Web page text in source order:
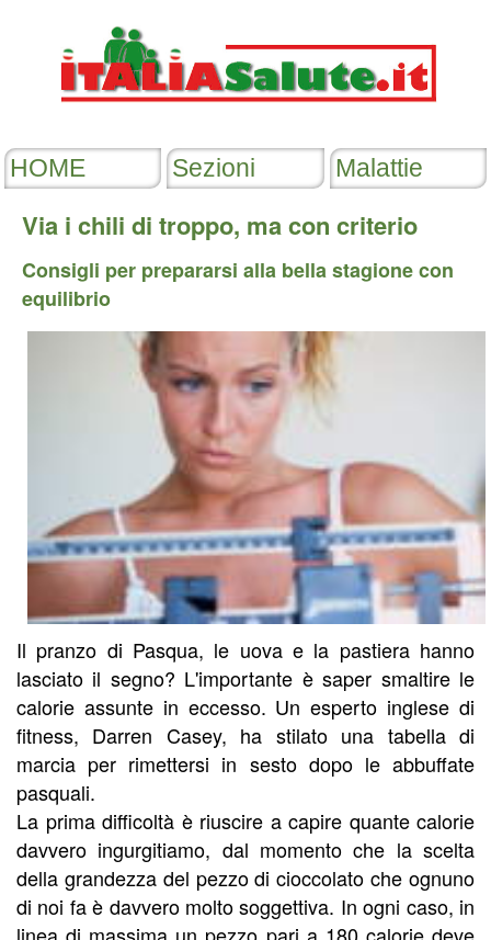
Via i chili di troppo, ma con criterio
Consigli per prepararsi alla bella stagione con
equilibrio
Il pranzo di Pasqua, le uova e la pastiera hanno
lasciato il segno? L'importante è saper smaltire le
calorie assunte in eccesso. Un esperto inglese di
fitness, Darren Casey, ha stilato una tabella di
marcia per rimettersi in sesto dopo le abbuffate
pasquali.
La prima difficoltà è riuscire a capire quante calorie
davvero ingurgitiamo, dal momento che la scelta
della grandezza del pezzo di cioccolato che ognuno
di noi fa è davvero molto soggettiva. In ogni caso, in